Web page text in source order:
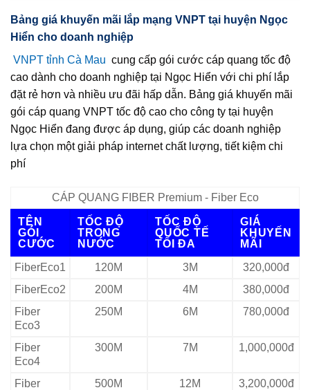
Bảng giá khuyến mãi lắp mạng VNPT tại huyện Ngọc
Hiển cho doanh nghiệp
VNPT tỉnh Cà Mau cung cấp gói cước cáp quang tốc độ
cao dành cho doanh nghiệp tại Ngọc Hiển với chi phí lắp
đặt rẻ hơn và nhiều ưu đãi hấp dẫn. Bảng giá khuyến mãi
gói cáp quang VNPT tốc độ cao cho công ty tại huyện
Ngọc Hiển đang được áp dụng, giúp các doanh nghiệp
lựa chọn một giải pháp internet chất lượng, tiết kiệm chi
phí
CÁP QUANG FIBER Premium - Fiber Eco
TÊN
GÓI
CƯỚC
TỐC ĐỘ
TRONG
NƯỚC
TỐC ĐỘ
QUỐC TẾ
TỐI ĐA
GIÁ
KHUYẾN
MÃI
FiberEco1
120M 3M
320,000đ
FiberEco2
200M 4M
380,000đ
Fiber
Eco3
250M 6M 780,000đ
Fiber
Eco4
300M 7M 1,000,000đ
Fiber
500M 12M 3,200,000đ